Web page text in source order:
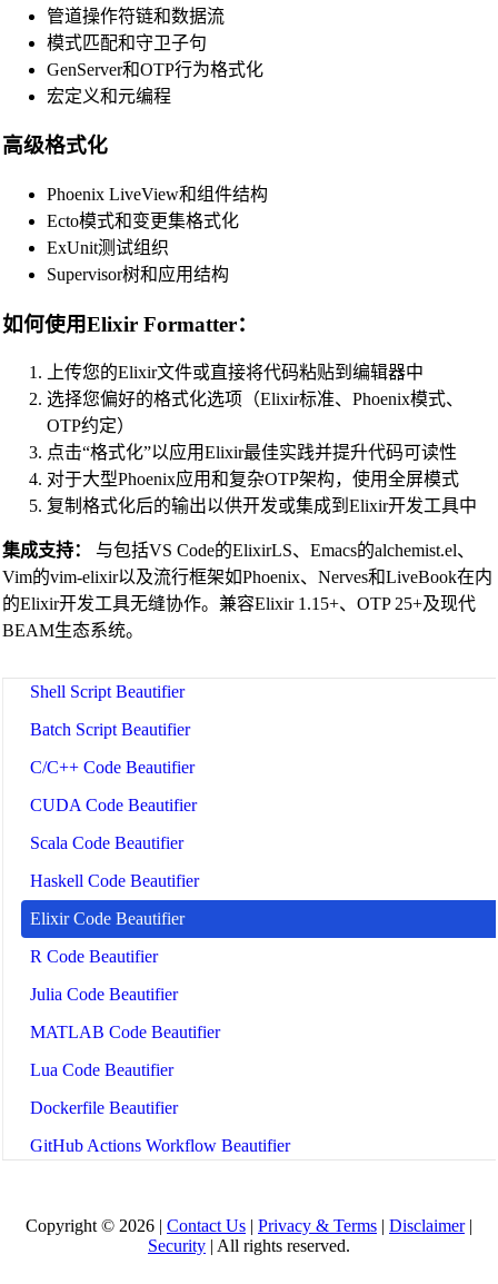
SCSS Beautifier
JSON Beautifier
XML Beautifier
MySQL SQL Beautifier
PostgreSQL SQL Beautifier
MongoDB Query Beautifier
Nginx Config Beautifier
Python Beautifier
Java Code Beautifier
PHP Beautifier
Swift Code Beautifier
Dart Code Beautifier
INI Beautifier
CSV Beautifier
Shell Script Beautifier
Batch Script Beautifier
C/C++ Code Beautifier
CUDA Code Beautifier
Scala Code Beautifier
Haskell Code Beautifier
Elixir Code Beautifier
R Code Beautifier
Julia Code Beautifier
MATLAB Code Beautifier
Lua Code Beautifier
Dockerfile Beautifier
GitHub Actions Workflow Beautifier
Prometheus Config Beautifier
LaTeX Beautifier
管道操作符链和数据流
模式匹配和守卫子句
GenServer和OTP行为格式化
宏定义和元编程
高级格式化
Phoenix LiveView和组件结构
Ecto模式和变更集格式化
ExUnit测试组织
Supervisor树和应用结构
如何使用Elixir Formatter：
上传您的Elixir文件或直接将代码粘贴到编辑器中
选择您偏好的格式化选项（Elixir标准、Phoenix模式、
OTP约定）
点击“格式化”以应用Elixir最佳实践并提升代码可读性
对于大型Phoenix应用和复杂OTP架构，使用全屏模式
复制格式化后的输出以供开发或集成到Elixir开发工具中
集成支持：
与包括VS Code的ElixirLS、Emacs的alchemist.el、
Vim的vim-elixir以及流行框架如Phoenix、Nerves和LiveBook在内
的Elixir开发工具无缝协作。兼容Elixir 1.15+、OTP 25+及现代
BEAM生态系统。
Copyright © 2026 | Contact Us | Privacy & Terms | Disclaimer|
Security | All rights reserved.